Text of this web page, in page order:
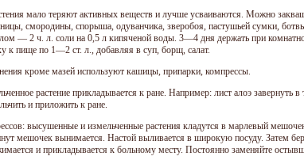
мало теряют активных веществ и лучше усваиваются. Можно
смородины, спорыша, одуванчика, зверобоя, пастушьей сумки,
— 2 ч. л. соли на 0,5 л кипяченой воды. 3—4 дня держать при
к пище по 1—2 ст. л., добавляя в суп, борщ, салат.
кроме мазей используют кашицы, припарки, компрессы.
растение прикладывается к ране. Например: лист алоэ завернуть
и приложить к ране.
высушенные и измельченные растения кладутся в марлевый
мешочек вынимается. Настой выливается в широкую посуду. Затем
и прикладывается к больному месту. Постоянно заменяйте